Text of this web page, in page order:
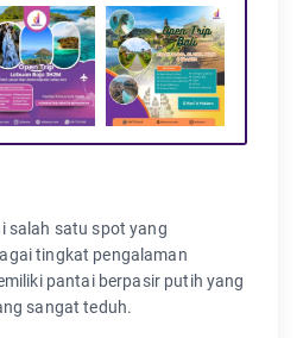
salah satu spot yang
tingkat pengalaman
pantai berpasir putih yang
sangat teduh.